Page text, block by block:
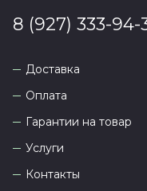
8 (927) 333-94-
Доставка
Оплата
Гарантии на товар
Услуги
Контакты